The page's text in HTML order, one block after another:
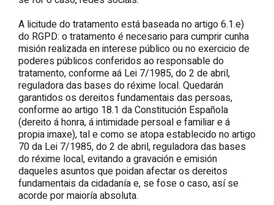
A licitude do tratamento está baseada no artigo 6.1.e)
do RGPD: o tratamento é necesario para cumprir cunha
misión realizada en interese público ou no exercicio de
poderes públicos conferidos ao responsable do
tratamento, conforme aá Lei 7/1985, do 2 de abril,
reguladora das bases do réxime local. Quedarán
garantidos os dereitos fundamentais das persoas,
conforme ao artigo 18.1 da Constitución Española
(dereito á honra, á intimidade persoal e familiar e á
propia imaxe), tal e como se atopa establecido no artigo
70 da Lei 7/1985, do 2 de abril, reguladora das bases
do réxime local, evitando a gravación e emisión
daqueles asuntos que poidan afectar os dereitos
fundamentais da cidadanía e, se fose o caso, así se
acorde por maioría absoluta.